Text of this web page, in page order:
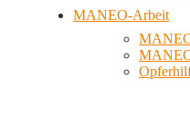
MANEO-Arbeit